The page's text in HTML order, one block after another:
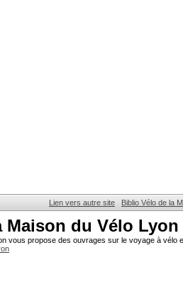
Lien vers autre site Biblio Vélo de la
du Vélo Lyon
vous propose des ouvrages sur le voyage à